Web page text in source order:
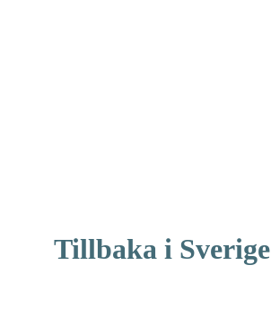
Tillbaka i Sverige